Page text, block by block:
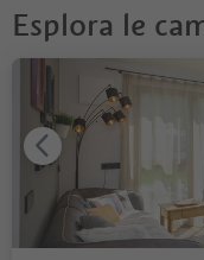
Esplora le